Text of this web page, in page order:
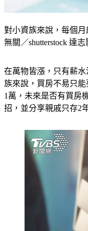
對小資族來說，每個
無關／shutterstock 達志
在萬物皆漲，只有薪
族來說，買房不易只
1萬，未來是否有買房
招，並分享親戚只存2